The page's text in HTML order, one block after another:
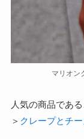
マリオン
人気の商品であ
＞ クレープとチ